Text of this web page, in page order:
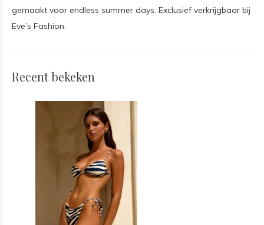
gemaakt voor endless summer days. Exclusief verkrijgbaar bij
Eve’s Fashion.
Recent bekeken